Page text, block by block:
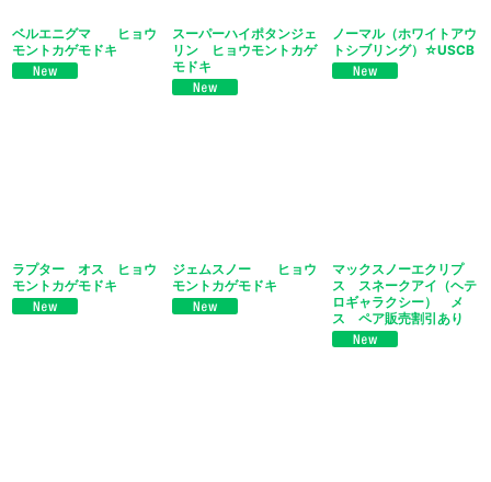
ベルエニグマ ヒョウ
モントカゲモドキ
スーパーハイポタンジェ
リン ヒョウモントカゲ
モドキ
ノーマル（ホワイトアウ
トシブリング）☆USCB
ラプター オス ヒョウ
モントカゲモドキ
ジェムスノー ヒョウ
モントカゲモドキ
マックスノーエクリプ
ス スネークアイ（ヘテ
ロギャラクシー） メ
ス ペア販売割引あり